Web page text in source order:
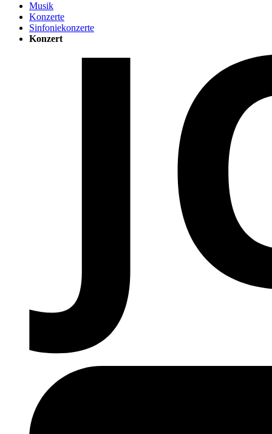
Musik
Konzerte
Sinfoniekonzerte
Konzert